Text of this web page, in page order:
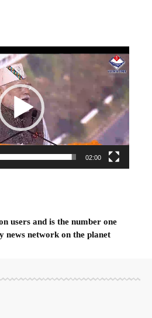
02:00
users and is the number one
news network on the planet